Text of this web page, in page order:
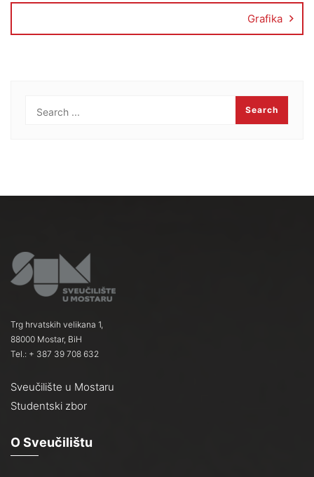
Grafika
Trg hrvatskih velikana 1,
88000 Mostar, BiH
Tel.: + 387 39 708 632
Sveučilište u Mostaru
Studentski zbor
O Sveučilištu